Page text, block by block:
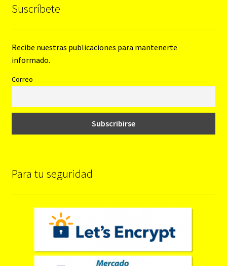
Suscríbete
Recibe nuestras publicaciones para mantenerte
informado.
Correo
Para tu seguridad